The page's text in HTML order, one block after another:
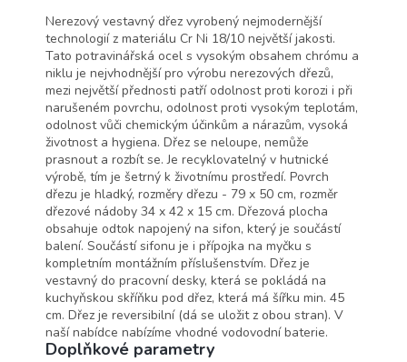
Nerezový vestavný dřez vyrobený nejmodernější
technologií z materiálu Cr Ni 18/10 největší jakosti.
Tato potravinářská ocel s vysokým obsahem chrómu a
niklu je nejvhodnější pro výrobu nerezových dřezů,
mezi největší přednosti patří odolnost proti korozi i při
narušeném povrchu, odolnost proti vysokým teplotám,
odolnost vůči chemickým účinkům a nárazům, vysoká
životnost a hygiena. Dřez se neloupe, nemůže
prasnout a rozbít se. Je recyklovatelný v hutnické
výrobě, tím je šetrný k životnímu prostředí. Povrch
dřezu je hladký, rozměry dřezu - 79 x 50 cm, rozměr
dřezové nádoby 34 x 42 x 15 cm. Dřezová plocha
obsahuje odtok napojený na sifon, který je součástí
balení. Součástí sifonu je i přípojka na myčku s
kompletním montážním příslušenstvím. Dřez je
vestavný do pracovní desky, která se pokládá na
kuchyňskou skříňku pod dřez, která má šířku min. 45
cm. Dřez je reversibilní (dá se uložit z obou stran). V
naší nabídce nabízíme vhodné vodovodní baterie.
Doplňkové parametry